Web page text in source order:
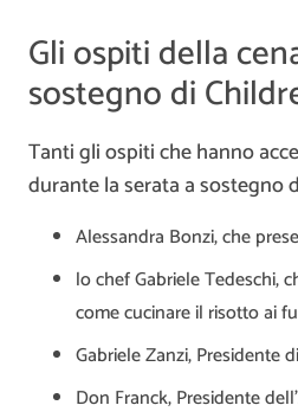
Gli ospiti della
sostegno di
Tanti gli ospiti che hanno
durante la serata a sostegno
Alessandra Bonzi, che
lo chef Gabriele Tedeschi,
come cucinare il risotto ai
Gabriele Zanzi, Presidente
Don Franck, Presidente